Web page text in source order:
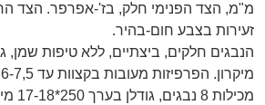
מ"מ, הצד הפנימי חלק, בז'-אפרפר. הצד
זעירות בצבע חום-בהיר.
מכילות 8